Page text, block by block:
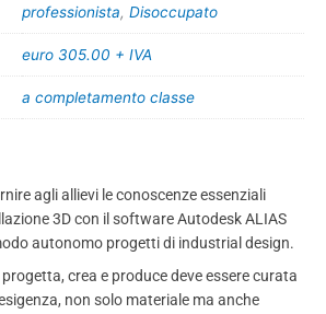
professionista, Disoccupato
euro 305.00 + IVA
a completamento classe
agli allievi le conoscenze essenziali
3D con il software Autodesk ALIAS
autonomo progetti di industrial design.
progetta, crea e produce deve essere curata
non solo materiale ma anche